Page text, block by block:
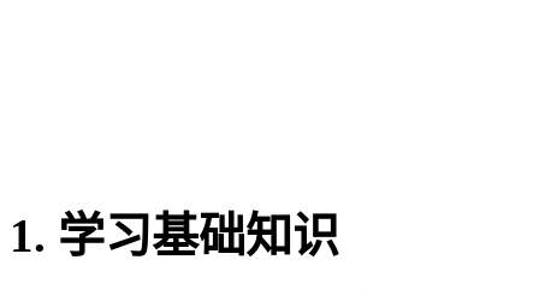
1. 学习基础知识